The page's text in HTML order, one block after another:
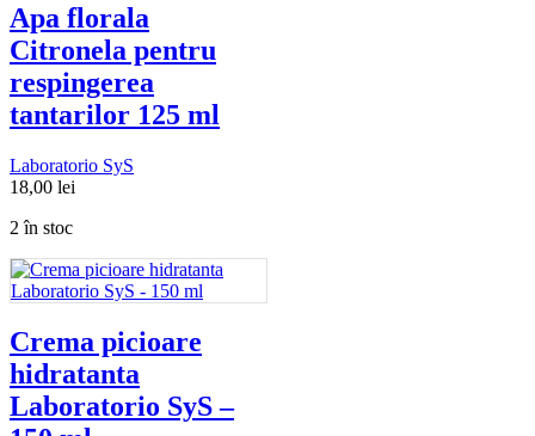
Apa florala
Citronela pentru
respingerea
tantarilor 125 ml
Laboratorio SyS
18,00 lei
2 în stoc
Crema picioare
hidratanta
Laboratorio SyS –